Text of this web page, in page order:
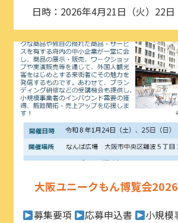
日時：2026年4月21日（火）22
大阪ユニークもん博覧会
募集要項 応募申込書
小規模